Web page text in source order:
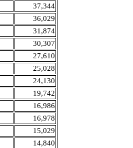
37,344
36,029
31,874
30,307
27,610
25,028
24,130
19,742
16,986
16,978
15,029
14,840